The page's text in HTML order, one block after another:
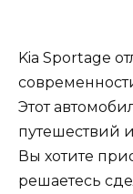
Kia Sportage
Этот
путешествий
Вы хотите
решаетесь